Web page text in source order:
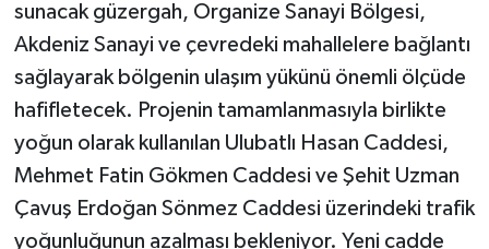
sunacak güzergah, Organize Sanayi Bölgesi,
Akdeniz Sanayi ve çevredeki mahallelere bağlantı
sağlayarak bölgenin ulaşım yükünü önemli ölçüde
hafifletecek. Projenin tamamlanmasıyla birlikte
yoğun olarak kullanılan Ulubatlı Hasan Caddesi,
Mehmet Fatin Gökmen Caddesi ve Şehit Uzman
Çavuş Erdoğan Sönmez Caddesi üzerindeki trafik
yoğunluğunun azalması bekleniyor. Yeni cadde